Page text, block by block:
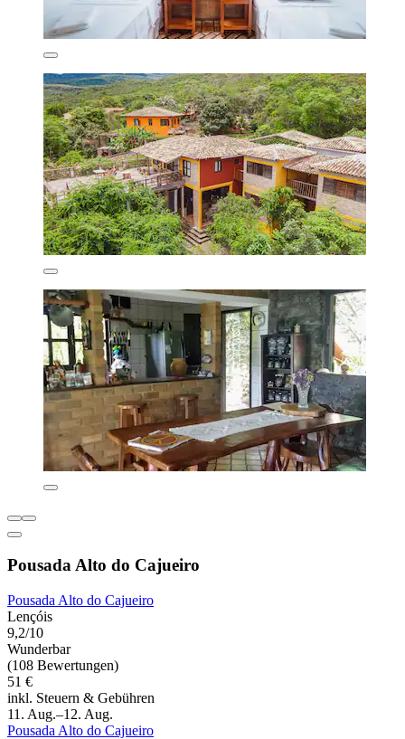
Pousada Alto do Cajueiro
Pousada Alto do Cajueiro
Lençóis
9,2/10
Wunderbar
(108 Bewertungen)
51 €
inkl. Steuern & Gebühren
11. Aug.–12. Aug.
Pousada Alto do Cajueiro